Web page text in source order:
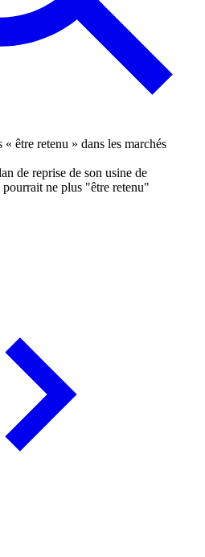
de reprise de son usine de
ne plus "être retenu"